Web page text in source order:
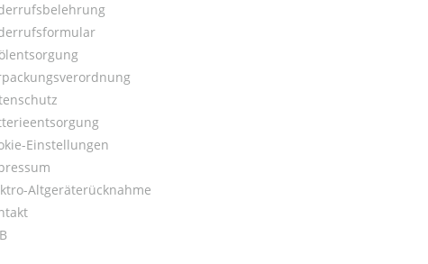
Einstellungen
Altgeräterücknahme